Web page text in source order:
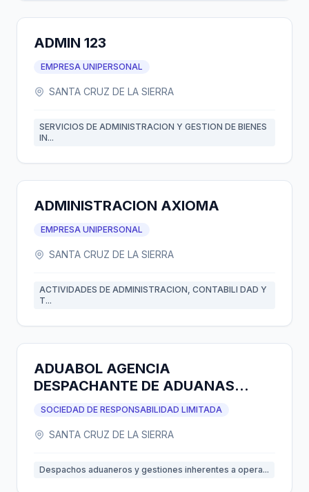
ADMIN 123
EMPRESA UNIPERSONAL
SANTA CRUZ DE LA SIERRA
SERVICIOS DE ADMINISTRACION Y GESTION DE BIENES
IN...
ADMINISTRACION AXIOMA
EMPRESA UNIPERSONAL
SANTA CRUZ DE LA SIERRA
ACTIVIDADES DE ADMINISTRACION, CONTABILI DAD Y
T...
ADUABOL AGENCIA
DESPACHANTE DE ADUANAS
S.R.L.
SOCIEDAD DE RESPONSABILIDAD LIMITADA
SANTA CRUZ DE LA SIERRA
Despachos aduaneros y gestiones inherentes a opera...